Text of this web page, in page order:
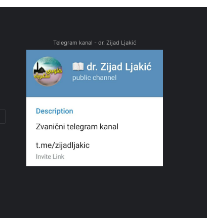
Telegram kanal - dr. Zijad Ljakić